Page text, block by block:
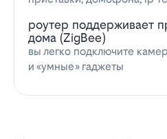
роутер поддерживает
дома (ZigBee)
вы легко подключите
и «умные» гаджеты